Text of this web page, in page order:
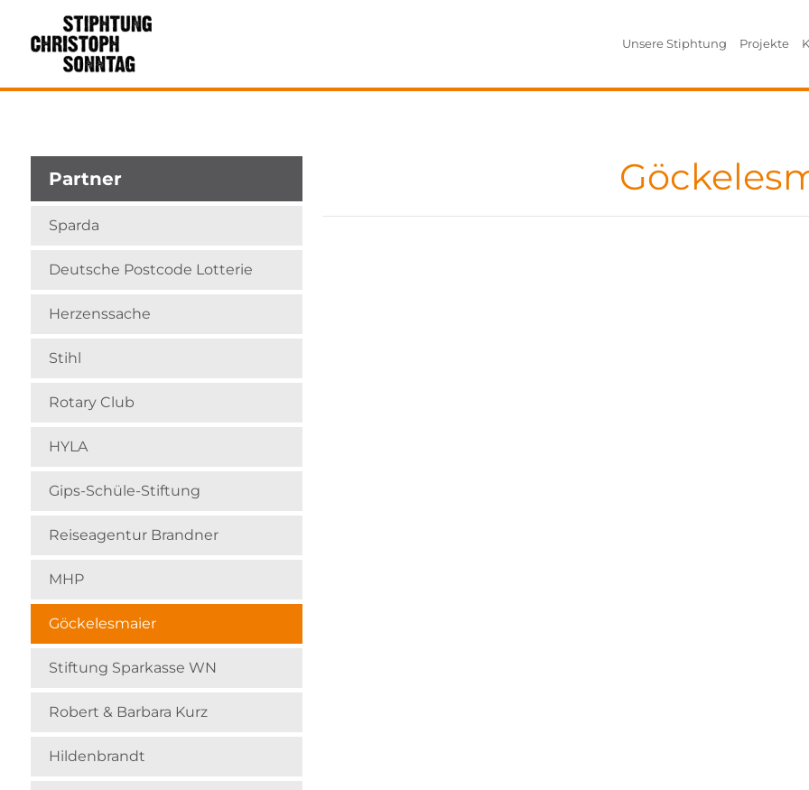
Unsere Stiphtung Projekte
Partner
Sparda
Deutsche Postcode Lotterie
Herzenssache
Stihl
Rotary Club
HYLA
Gips-Schüle-Stiftung
Reiseagentur Brandner
MHP
Göckelesmaier
Stiftung Sparkasse WN
Robert & Barbara Kurz
Hildenbrandt